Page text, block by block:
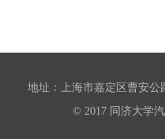
地址：上海市嘉定区曹安
© 2017 同济大学